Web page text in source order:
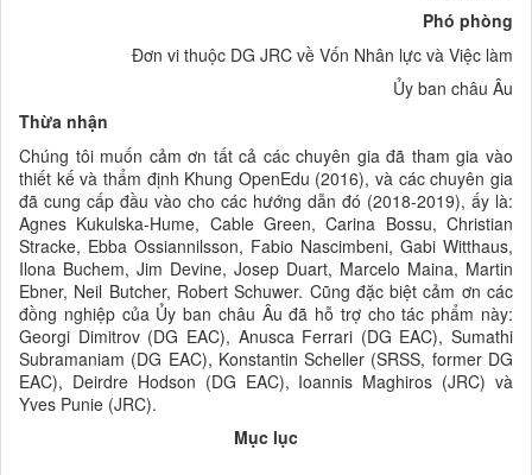
Phó phòng
Đơn vi thuộc DG JRC về Vốn Nhân lực và Việc làm
Ủy ban châu Âu
Thừa nhận
Chúng tôi muốn cảm ơn tất cả các chuyên gia đã tham gia vào
thiết kế và thẩm định Khung OpenEdu (2016), và các chuyên gia
đã cung cấp đầu vào cho các hướng dẫn đó (2018-2019), ấy là:
Agnes Kukulska-Hume, Cable Green, Carina Bossu, Christian
Stracke, Ebba Ossiannilsson, Fabio Nascimbeni, Gabi Witthaus,
Ilona Buchem, Jim Devine, Josep Duart, Marcelo Maina, Martin
Ebner, Neil Butcher, Robert Schuwer. Cũng đặc biệt cảm ơn các
đồng nghiệp của Ủy ban châu Âu đã hỗ trợ cho tác phẩm này:
Georgi Dimitrov (DG EAC), Anusca Ferrari (DG EAC), Sumathi
Subramaniam (DG EAC), Konstantin Scheller (SRSS, former DG
EAC), Deirdre Hodson (DG EAC), Ioannis Maghiros (JRC) và
Yves Punie (JRC).
Mục lục